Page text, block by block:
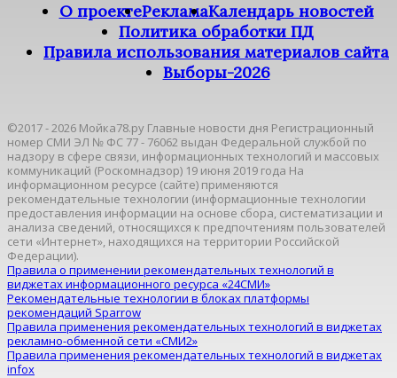
О проектеРекламаКалендарь новостей
Политика обработки ПД
Правила использования материалов сайта
Выборы-2026
©2017 - 2026 Мойка78.ру Главные новости дня Регистрационный
номер СМИ ЭЛ № ФС 77 - 76062 выдан Федеральной службой по
надзору в сфере связи, информационных технологий и массовых
коммуникаций (Роскомнадзор) 19 июня 2019 года На
информационном ресурсе (сайте) применяются
рекомендательные технологии (информационные технологии
предоставления информации на основе сбора, систематизации и
анализа сведений, относящихся к предпочтениям пользователей
сети «Интернет», находящихся на территории Российской
Федерации).
Правила о применении рекомендательных технологий в
виджетах информационного ресурса «24СМИ»
Рекомендательные технологии в блоках платформы
рекомендаций Sparrow
Правила применения рекомендательных технологий в виджетах
рекламно-обменной сети «СМИ2»
Правила применения рекомендательных технологий в виджетах
infox